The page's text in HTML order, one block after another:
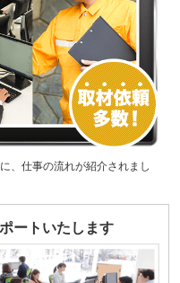
、仕事の流れが紹介されまし
ートいたします